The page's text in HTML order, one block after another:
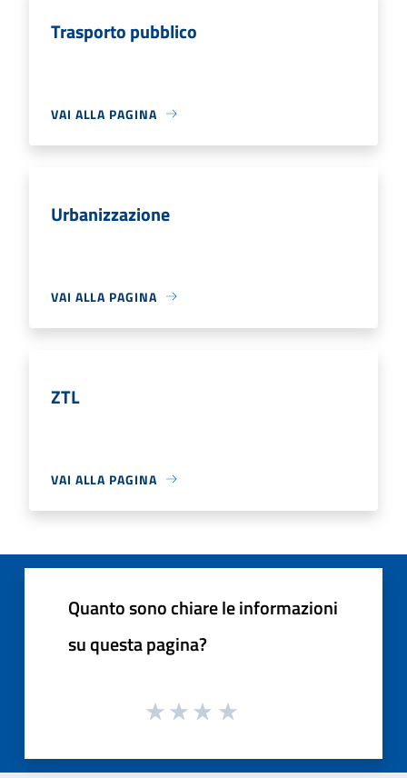
Trasporto pubblico
VAI ALLA PAGINA
Urbanizzazione
VAI ALLA PAGINA
ZTL
VAI ALLA PAGINA
Quanto sono chiare le informazioni
su questa pagina?